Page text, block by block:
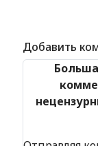
Добавить